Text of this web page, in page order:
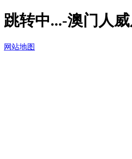
跳转中...-澳门人
网站地图